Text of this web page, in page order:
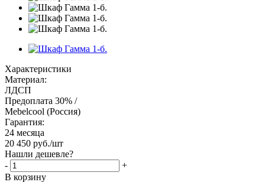
Характеристики
Материал:
ЛДСП
Предоплата 30% /
Mebelcool (Россия)
Гарантия:
24 месяца
20 450 руб./шт
Нашли дешевле?
-
+
В корзину